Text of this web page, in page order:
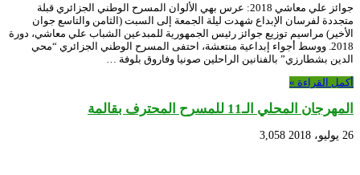
جوائز علي معاشي 2018: عرس بهي الألوان المسرح الوطني الجزائري قبلة
متجددة لفرسان الإبداع شهدت ليلة الجمعة إلى السبت (الثامن والتاسع جوان
الأخير) مراسيم توزيع جوائز رئيس الجمهورية للمبدعين الشباب علي معاشي، دورة
2018. ووسط أجواء إبداعية منتعشة، احتفى المسرح الوطني الجزائري “محي
الدين بشطارزي” بالفنانين الراحلين صونيا وفاروق بلوفة …
أكمل القراءة »
المهرجان المحلي الـ11 للمسرح المحترف بقالمة
26 يوليو، 2018 3,058